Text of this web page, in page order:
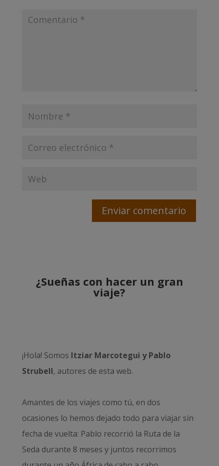
¿Sueñas con hacer un gran
viaje?
¡Hola! Somos Itziar Marcotegui y Pablo
Strubell, autores de esta web.
Amantes de los viajes como tú, en dos
ocasiones lo hemos dejado todo para viajar sin
fecha de vuelta: Pablo recorrió la Ruta de la
Seda durante 8 meses y juntos recorrimos